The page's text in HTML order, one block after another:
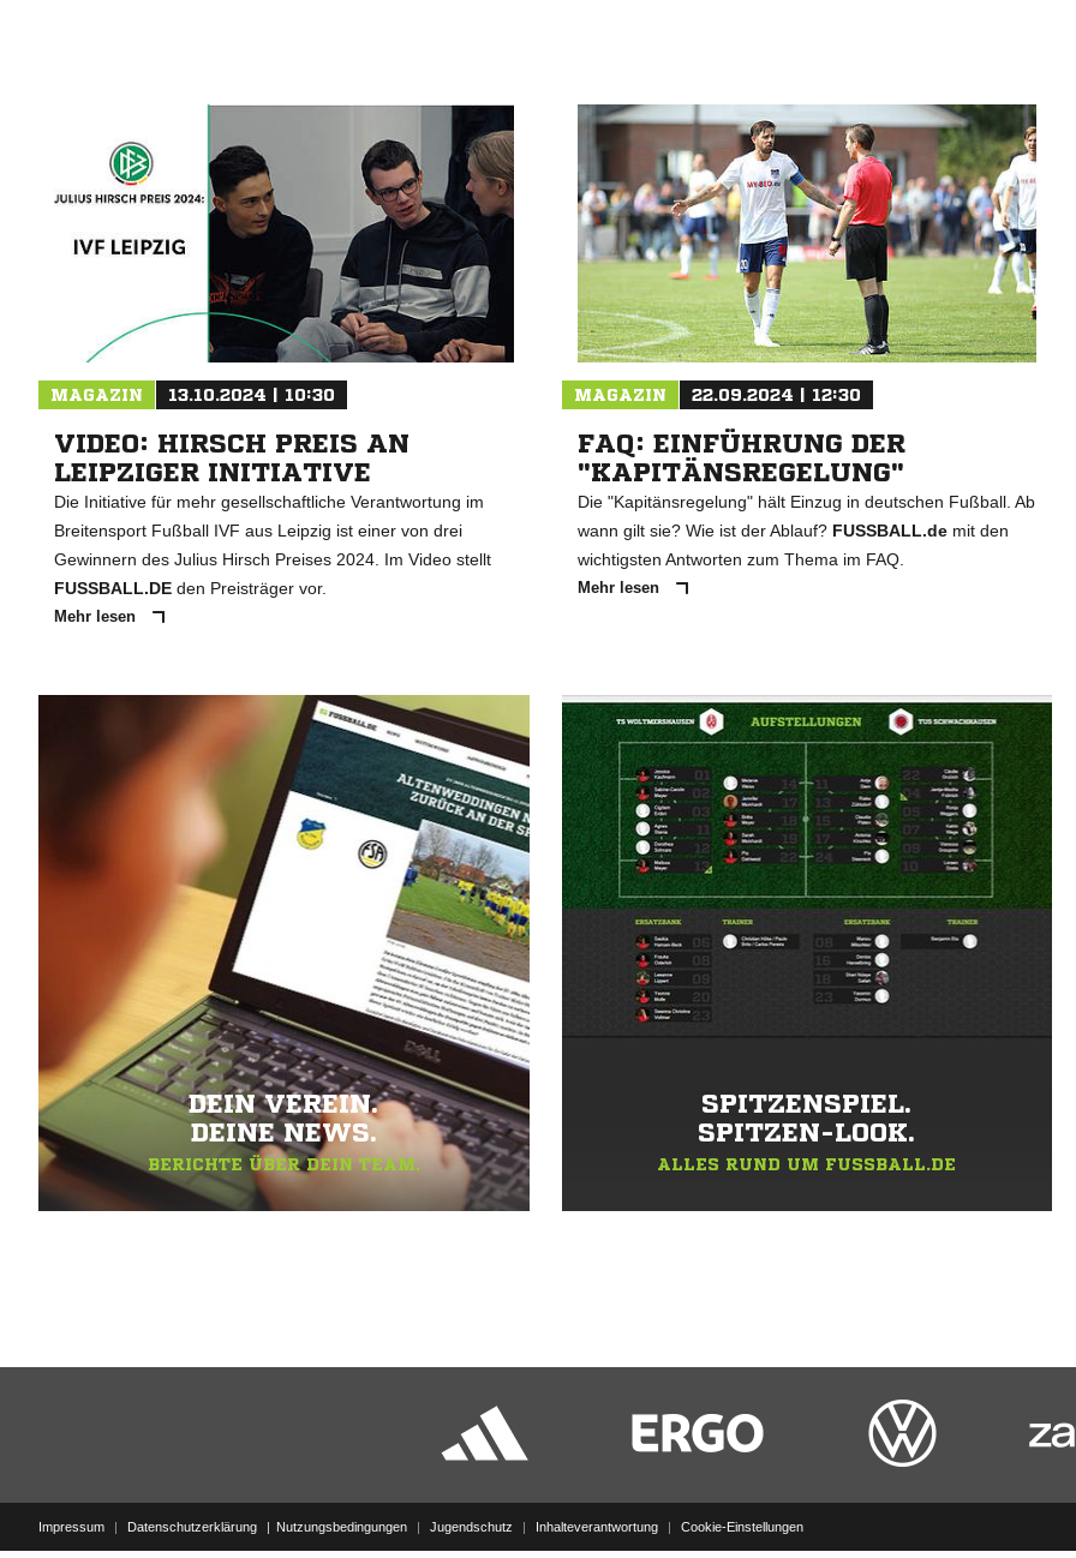
MAGAZIN 13.10.2024 | 10:30
VIDEO: HIRSCH PREIS AN
LEIPZIGER INITIATIVE
Die Initiative für mehr gesellschaftliche Verantwortung im
Breitensport Fußball IVF aus Leipzig ist einer von drei
Gewinnern des Julius Hirsch Preises 2024. Im Video stellt
FUSSBALL.DE den Preisträger vor.
Mehr lesen
MAGAZIN 22.09.2024 | 12:30
FAQ: EINFÜHRUNG DER
"KAPITÄNSREGELUNG"
Die "Kapitänsregelung" hält Einzug in deutschen Fußball. Ab
wann gilt sie? Wie ist der Ablauf? FUSSBALL.demit den
wichtigsten Antworten zum Thema im FAQ.
Mehr lesen
DEIN VEREIN.
DEINE NEWS.
BERICHTE ÜBER DEIN TEAM.
SPITZENSPIEL.
SPITZEN-LOOK.
ALLES RUND UM FUSSBALL.DE
Impressum | Datenschutzerklärung Nutzungsbedingungen | Jugendschutz | Inhalteverantwortung | Cookie-Einstellungen